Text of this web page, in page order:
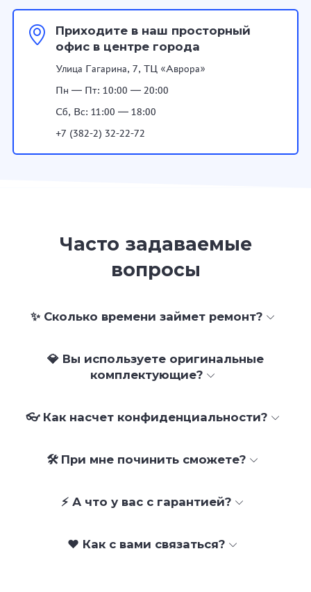
Приходите в наш просторный
офис в центре города
Улица Гагарина, 7, ТЦ «Аврора»
Пн — Пт: 10:00 — 20:00
Сб, Вс: 11:00 — 18:00
+7 (382-2) 32-22-72
Часто задаваемые
вопросы
✨ Сколько времени займет ремонт?
💎 Вы используете оригинальные
комплектующие?
👓 Как насчет конфиденциальности?
🛠 При мне починить сможете?
⚡ А что у вас с гарантией?
❤️ Как с вами связаться?